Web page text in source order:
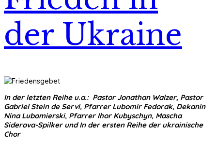
der Ukraine
In der letzten Reihe u.a.: Pastor Jonathan Walzer, Pastor
Gabriel Stein de Servi, Pfarrer Lubomir Fedorak, Dekanin
Nina Lubomierski, Pfarrer Ihor Kubyschyn, Mascha
Siderova-Spilker und In der ersten Reihe der ukrainische
Chor